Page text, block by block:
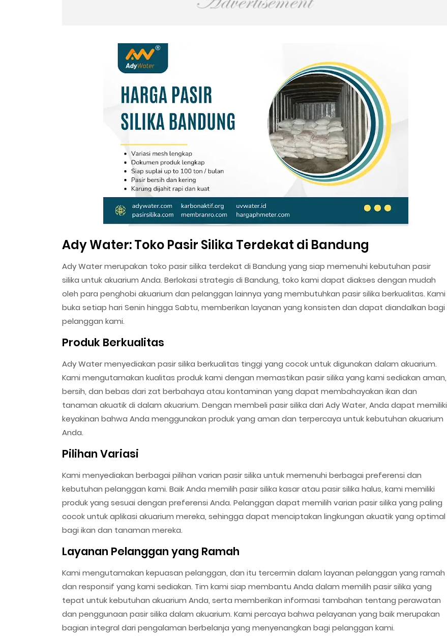
Ady Water: Toko Pasir Silika Terdekat di Bandung
Ady Water merupakan toko pasir silika terdekat di Bandung yang siap memenuhi kebutuhan pasir
silika untuk akuarium Anda. Berlokasi strategis di Bandung, toko kami dapat diakses dengan mudah
oleh para penghobi akuarium dan pelanggan lainnya yang membutuhkan pasir silika berkualitas. Kami
buka setiap hari Senin hingga Sabtu, memberikan layanan yang konsisten dan dapat diandalkan bagi
pelanggan kami.
Produk Berkualitas
Ady Water menyediakan pasir silika berkualitas tinggi yang cocok untuk digunakan dalam akuarium.
Kami mengutamakan kualitas produk kami dengan memastikan pasir silika yang kami sediakan aman,
bersih, dan bebas dari zat berbahaya atau kontaminan yang dapat membahayakan ikan dan
tanaman akuatik di dalam akuarium. Dengan membeli pasir silika dari Ady Water, Anda dapat memiliki
keyakinan bahwa Anda menggunakan produk yang aman dan terpercaya untuk kebutuhan akuarium
Anda.
Pilihan Variasi
Kami menyediakan berbagai pilihan varian pasir silika untuk memenuhi berbagai preferensi dan
kebutuhan pelanggan kami. Baik Anda memilih pasir silika kasar atau pasir silika halus, kami memiliki
produk yang sesuai dengan preferensi Anda. Pelanggan dapat memilih varian pasir silika yang paling
cocok untuk aplikasi akuarium mereka, sehingga dapat menciptakan lingkungan akuatik yang optimal
bagi ikan dan tanaman mereka.
Layanan Pelanggan yang Ramah
Kami mengutamakan kepuasan pelanggan, dan itu tercermin dalam layanan pelanggan yang ramah
dan responsif yang kami sediakan. Tim kami siap membantu Anda dalam memilih pasir silika yang
tepat untuk kebutuhan akuarium Anda, serta memberikan informasi tambahan tentang perawatan
dan penggunaan pasir silika dalam akuarium. Kami percaya bahwa pelayanan yang baik merupakan
bagian integral dari pengalaman berbelanja yang menyenangkan bagi pelanggan kami.